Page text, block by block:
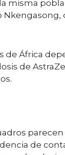
misma
de África
de
de